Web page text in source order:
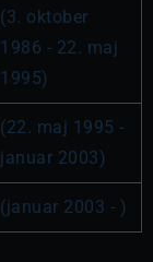
(3. oktober
1986 - 22. maj
1995)
(22. maj 1995 -
januar 2003)
(januar 2003 - )